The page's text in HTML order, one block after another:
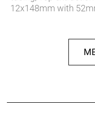
12x148mm with
Gabel Federweg:
Schaltwerk: Shimano
Shadow Plus, 12